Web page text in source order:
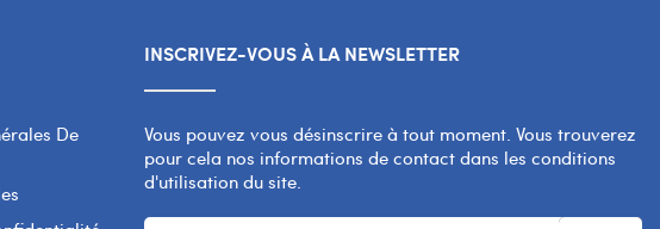
De
INSCRIVEZ-VOUS À LA NEWSLETTER
Vous pouvez vous désinscrire à tout moment. Vous trouverez
pour cela nos informations de contact dans les conditions
d'utilisation du site.